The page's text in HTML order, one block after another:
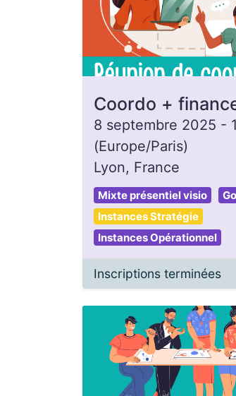
Coordo +
8 septembre 2025 -
(Europe/Paris)
Lyon, France
Mixte présentiel visio
Instances Stratégie
Instances Opérationnel
Inscriptions terminées